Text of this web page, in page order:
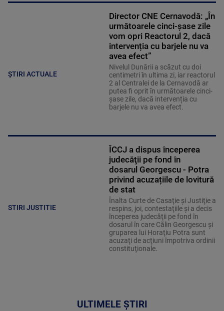
ȘTIRI ACTUALE
Director CNE Cernavodă: „În
următoarele cinci-șase zile
vom opri Reactorul 2, dacă
intervenția cu barjele nu va
avea efect”
Nivelul Dunării a scăzut cu doi
centimetri în ultima zi, iar reactorul
2 al Centralei de la Cernavodă ar
putea fi oprit în următoarele cinci-
șase zile, dacă intervenția cu
barjele nu va avea efect.
STIRI JUSTITIE
ÎCCJ a dispus începerea
judecăţii pe fond în
dosarul Georgescu - Potra
privind acuzațiile de lovitură
de stat
Înalta Curte de Casaţie şi Justiţie a
respins, joi, contestaţiile şi a decis
începerea judecăţii pe fond în
dosarul în care Călin Georgescu şi
gruparea lui Horaţiu Potra sunt
acuzaţi de acţiuni împotriva ordinii
constituţionale.
ULTIMELE ȘTIRI